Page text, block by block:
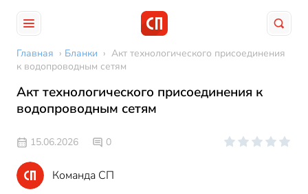
Главная › Бланки › Акт технологического присоединения
к водопроводным сетям
Акт технологического присоединения к
водопроводным сетям
15.06.2026 0
Команда СП